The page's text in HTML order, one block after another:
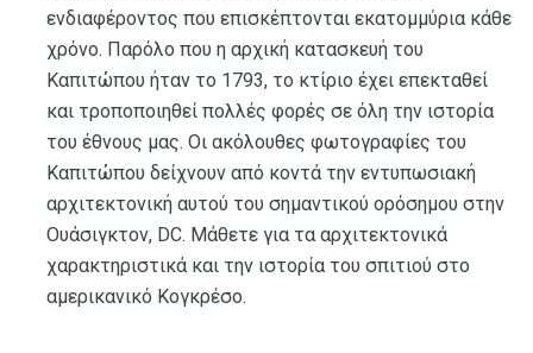
ενδιαφέροντος που επισκέπτονται εκατομμύρια κάθε
χρόνο. Παρόλο που η αρχική κατασκευή του
Καπιτώπου ήταν το 1793, το κτίριο έχει επεκταθεί
και τροποποιηθεί πολλές φορές σε όλη την ιστορία
του έθνους μας. Οι ακόλουθες φωτογραφίες του
Καπιτώπου δείχνουν από κοντά την εντυπωσιακή
αρχιτεκτονική αυτού του σημαντικού ορόσημου στην
Ουάσιγκτον, DC. Μάθετε για τα αρχιτεκτονικά
χαρακτηριστικά και την ιστορία του σπιτιού στο
αμερικανικό Κογκρέσο.